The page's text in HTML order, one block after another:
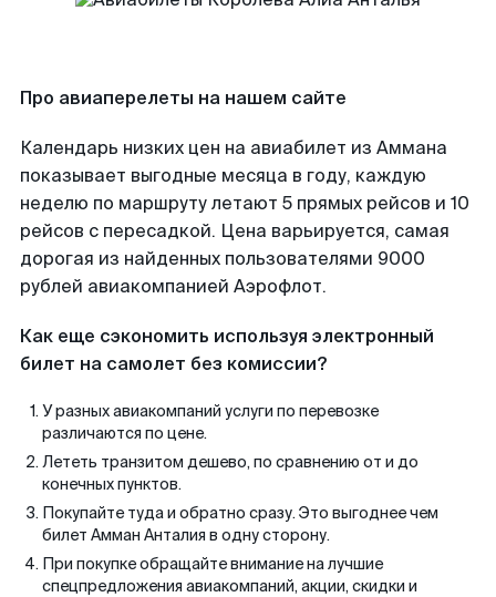
Про авиаперелеты на нашем сайте
Календарь низких цен на авиабилет из Аммана
показывает выгодные месяца в году, каждую
неделю по маршруту летают 5 прямых рейсов и 10
рейсов с пересадкой. Цена варьируется, самая
дорогая из найденных пользователями 9000
рублей авиакомпанией Аэрофлот.
Как еще сэкономить используя электронный
билет на самолет без комиссии?
У разных авиакомпаний услуги по перевозке
различаются по цене.
Лететь транзитом дешево, по сравнению от и до
конечных пунктов.
Покупайте туда и обратно сразу. Это выгоднее чем
билет Амман Анталия в одну сторону.
При покупке обращайте внимание на лучшие
спецпредложения авиакомпаний, акции, скидки и